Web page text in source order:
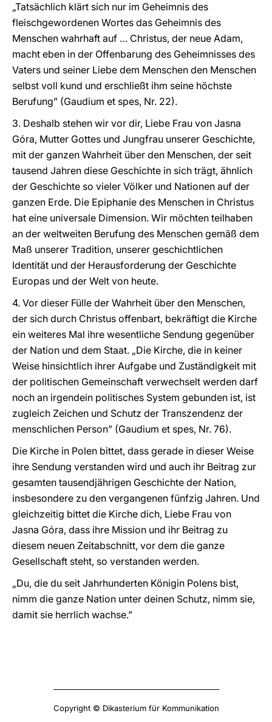
„Tatsächlich klärt sich nur im Geheimnis des
fleischgewordenen Wortes das Geheimnis des
Menschen wahrhaft auf … Christus, der neue Adam,
macht eben in der Offenbarung des Geheimnisses des
Vaters und seiner Liebe dem Menschen den Menschen
selbst voll kund und erschließt ihm seine höchste
Berufung” (Gaudium et spes, Nr. 22).
3. Deshalb stehen wir vor dir, Liebe Frau von Jasna
Góra, Mutter Gottes und Jungfrau unserer Geschichte,
mit der ganzen Wahrheit über den Menschen, der seit
tausend Jahren diese Geschichte in sich trägt, ähnlich
der Geschichte so vieler Völker und Nationen auf der
ganzen Erde. Die Epiphanie des Menschen in Christus
hat eine universale Dimension. Wir möchten teilhaben
an der weltweiten Berufung des Menschen gemäß dem
Maß unserer Tradition, unserer geschichtlichen
Identität und der Herausforderung der Geschichte
Europas und der Welt von heute.
4. Vor dieser Fülle der Wahrheit über den Menschen,
der sich durch Christus offenbart, bekräftigt die Kirche
ein weiteres Mal ihre wesentliche Sendung gegenüber
der Nation und dem Staat. „Die Kirche, die in keiner
Weise hinsichtlich ihrer Aufgabe und Zuständigkeit mit
der politischen Gemeinschaft verwechselt werden darf
noch an irgendein politisches System gebunden ist, ist
zugleich Zeichen und Schutz der Transzendenz der
menschlichen Person” (Gaudium et spes, Nr. 76).
Die Kirche in Polen bittet, dass gerade in dieser Weise
ihre Sendung verstanden wird und auch ihr Beitrag zur
gesamten tausendjährigen Geschichte der Nation,
insbesondere zu den vergangenen fünfzig Jahren. Und
gleichzeitig bittet die Kirche dich, Liebe Frau von
Jasna Góra, dass ihre Mission und ihr Beitrag zu
diesem neuen Zeitabschnitt, vor dem die ganze
Gesellschaft steht, so verstanden werden.
„Du, die du seit Jahrhunderten Königin Polens bist,
nimm die ganze Nation unter deinen Schutz, nimm sie,
damit sie herrlich wachse.”
Copyright © Dikasterium für Kommunikation